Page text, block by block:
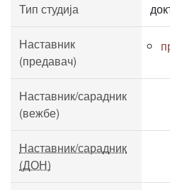
Тип студија
Наставник
(предавач)
Наставник/сарадник
(вежбе)
Наставник/сарадник
(ДОН)